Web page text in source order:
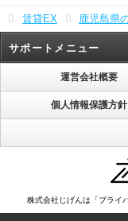
賃貸EX 鹿児島県
サポートメニュー
運営会社概要
個人情報保護方針
株式会社じげんは「プライ